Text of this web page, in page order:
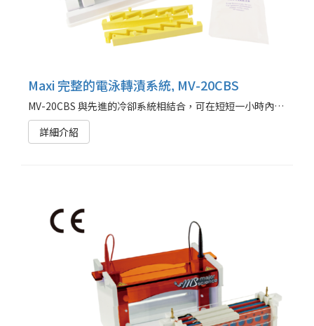
Maxi 完整的電泳轉漬系統, MV-20CBS
MV-20CBS 與先進的冷卻系統相結合，可在短短一小時內實現快速電印跡
詳細介紹